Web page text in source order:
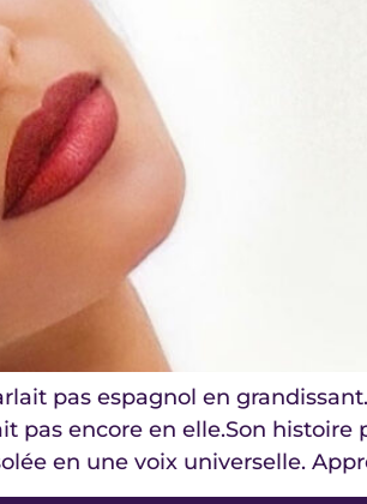
pas espagnol en
encore en elle.Son histoire
en une voix universelle.